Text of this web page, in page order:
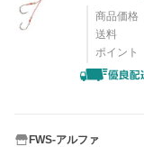
商品価格
送料
ポイント
FWS-アルファ